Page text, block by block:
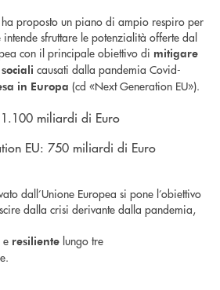
ha proposto un piano di ampio respiro per
sfruttare le potenzialità offerte dal
con il principale obiettivo di mitigare
causati dalla pandemia Covid-
in Europa (cd «Next Generation EU»).
miliardi di Euro
EU: 750 miliardi di Euro
dall’Unione Europea si pone l’obiettivo
dalla crisi derivante dalla pandemia,
e resiliente lungo tre